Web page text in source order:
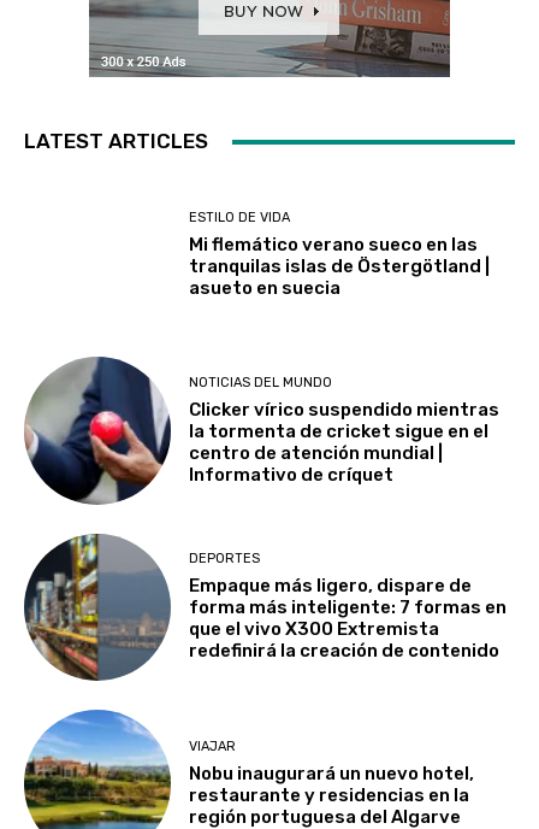
LATEST ARTICLES
ESTILO DE VIDA
Mi flemático verano sueco en las
tranquilas islas de Östergötland |
asueto en suecia
NOTICIAS DEL MUNDO
Clicker vírico suspendido mientras
la tormenta de cricket sigue en el
centro de atención mundial |
Informativo de críquet
DEPORTES
Empaque más ligero, dispare de
forma más inteligente: 7 formas en
que el vivo X300 Extremista
redefinirá la creación de contenido
VIAJAR
Nobu inaugurará un nuevo hotel,
restaurante y residencias en la
región portuguesa del Algarve